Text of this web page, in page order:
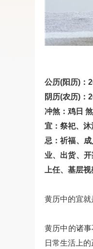
公历(阳历)：
阴历(农历)：
冲煞：鸡日
宜：祭祀、
忌：祈福、
业、出货、
上任、基层
黄历中的宜就
黄历中的诸
日常生活上